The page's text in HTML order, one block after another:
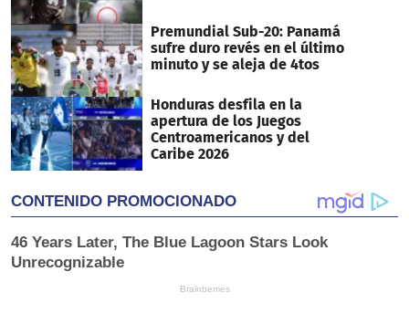
Premundial Sub-20: Panamá
sufre duro revés en el último
minuto y se aleja de 4tos
Honduras desfila en la
apertura de los Juegos
Centroamericanos y del
Caribe 2026